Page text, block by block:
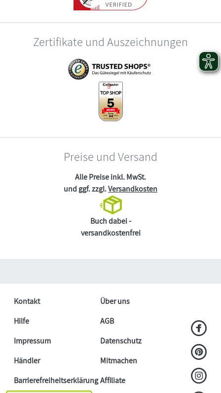
Zertifikate und Auszeichnungen
Preise und Versand
Alle Preise inkl. MwSt.
und ggf. zzgl.Versandkosten
Buch dabei -
versandkostenfrei
Kontakt
Über uns
Hilfe
AGB
Impressum
Datenschutz
Händler
Mitmachen
BarrierefreiheitserklärungAffiliate